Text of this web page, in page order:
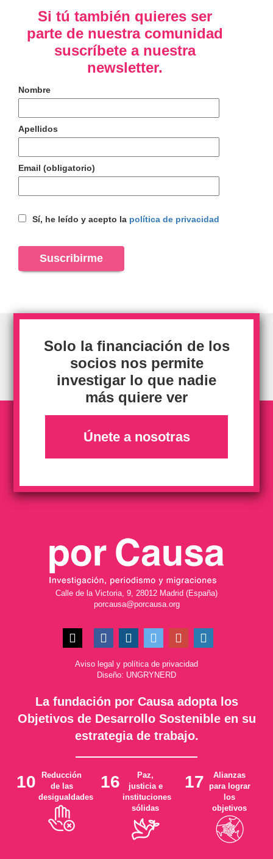
Si tú también quieres ser
parte de nuestra comunidad
suscríbete a nuestra
newsletter.
Nombre
Apellidos
Email (obligatorio)
Sí, he leído y acepto la política de privacidad
Solo la financiación de los
socios nos permite
investigar lo que nadie
más quiere ver
Únete a nosotras
Calle de la Victoria, 9, 28012 Madrid (España)
porcausa@porcausa.org
Aviso legal y política de privacidad
Diseño: UNGRYNERD
La fundación por Causa adopta los
Objetivos de Desarrollo Sostenible en su
estrategia de trabajo.
10
Reducción
de las
desigualdades
16
Paz,
justicia e
instituciones
sólidas
17
Alianzas
para lograr
los
objetivos